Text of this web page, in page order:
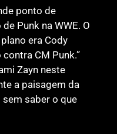
ponto de
Punk na WWE. O
era Cody
CM Punk.”
Zayn neste
a paisagem da
saber o que